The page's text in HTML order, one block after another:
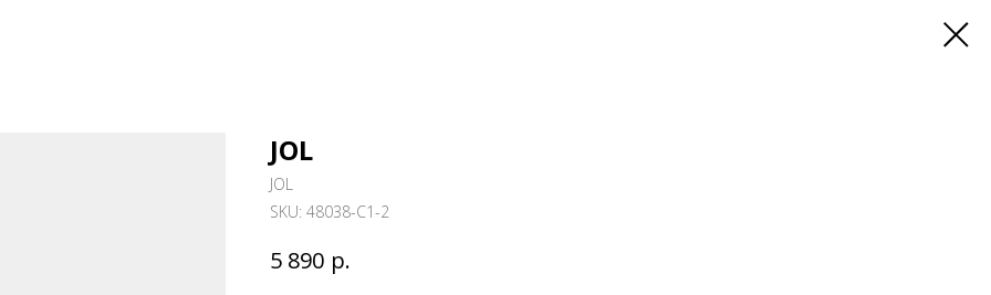
JOL
JOL
SKU: 48038-C1-2
5 890 р.